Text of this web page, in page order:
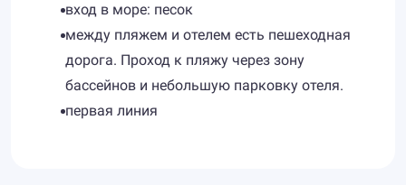
вход в море: песок
между пляжем и отелем есть пешеходная
дорога. Проход к пляжу через зону
бассейнов и небольшую парковку отеля.
первая линия